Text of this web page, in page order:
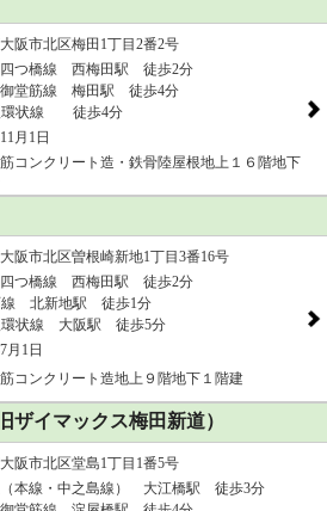
阪市北区梅田1丁目2番2号
四つ橋線 西梅田駅 徒歩2分
御堂筋線 梅田駅 徒歩4分
環状線 徒歩4分
月1日
コンクリート造・鉄骨陸屋根地上１６階地下
阪市北区曽根崎新地1丁目3番16号
四つ橋線 西梅田駅 徒歩2分
線 北新地駅 徒歩1分
環状線 大阪駅 徒歩5分
月1日
コンクリート造地上９階地下１階建
ザイマックス梅田新道）
阪市北区堂島1丁目1番5号
本線・中之島線） 大江橋駅 徒歩3分